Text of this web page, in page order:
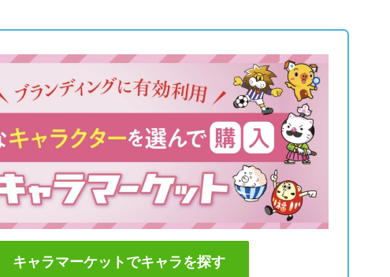
キャラマーケットでキャラを探す